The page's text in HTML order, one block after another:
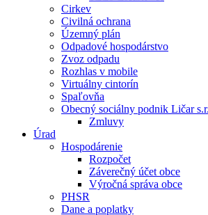
Cirkev
Civilná ochrana
Územný plán
Odpadové hospodárstvo
Zvoz odpadu
Rozhlas v mobile
Virtuálny cintorín
Spaľovňa
Obecný sociálny podnik Ličar
Zmluvy
Úrad
Hospodárenie
Rozpočet
Záverečný účet obce
Výročná správa obce
PHSR
Dane a poplatky